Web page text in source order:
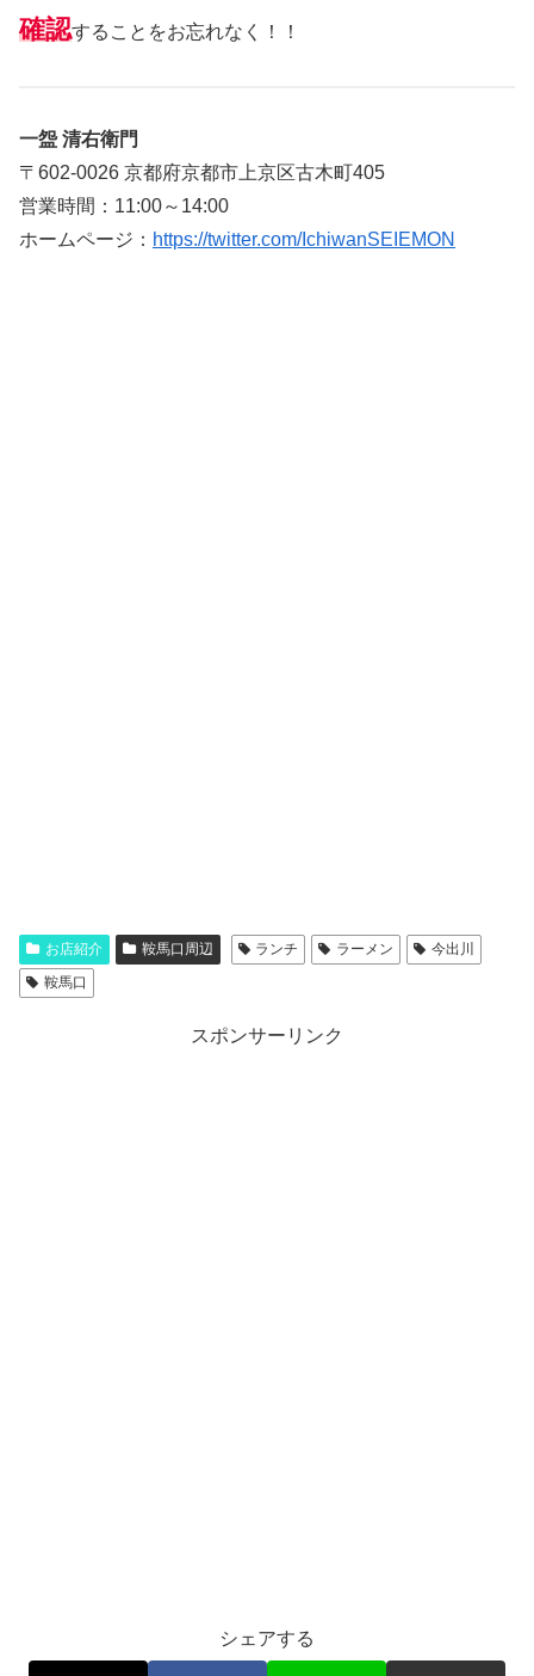
確認することをお忘れなく！！
一盌 清右衛門
〒602-0026 京都府京都市上京区古木町405
営業時間：11:00～14:00
ホームページ： https://twitter.com/IchiwanSEIEMON
お店紹介 鞍馬口周辺 ランチ ラーメン
今出川
鞍馬口
スポンサーリンク
シェアする